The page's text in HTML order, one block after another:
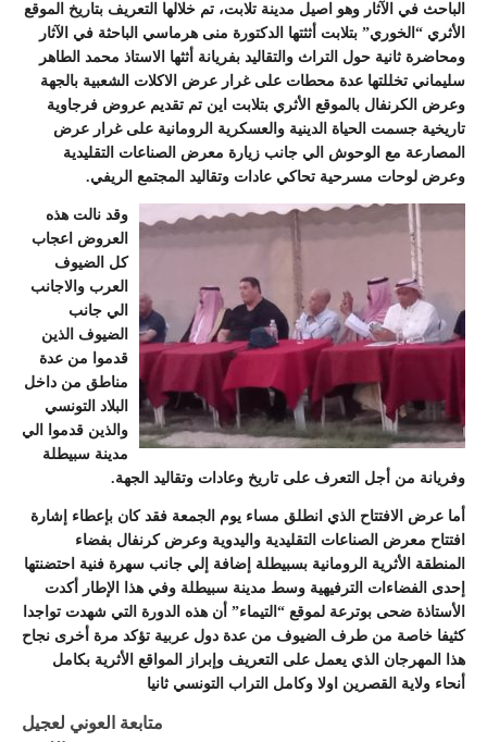
الباحث في الآثار وهو اصيل مدينة تلابت، تم خلالها التعريف بتاريخ الموقع
الأثري “الخوري” بتلابت أثثتها الدكتورة منى هرماسي الباحثة في الآثار
ومحاضرة ثانية حول التراث والتقاليد بفريانة أثثها الاستاذ محمد الطاهر
سليماني تخللتها عدة محطات على غرار عرض الاكلات الشعبية بالجهة
وعرض الكرنفال بالموقع الأثري بتلابت اين تم تقديم عروض فرجاوية
تاريخية جسمت الحياة الدينية والعسكرية الرومانية على غرار عرض
المصارعة مع الوحوش الي جانب زيارة معرض الصناعات التقليدية
وعرض لوحات مسرحية تحاكي عادات وتقاليد المجتمع الريفي.
وقد نالت هذه
العروض اعجاب
كل الضيوف
العرب والاجانب
الي جانب
الضيوف الذين
قدموا من عدة
مناطق من داخل
البلاد التونسي
والذين قدموا الي
مدينة سبيطلة
وفريانة من أجل التعرف على تاريخ وعادات وتقاليد الجهة.
أما عرض الافتتاح الذي انطلق مساء يوم الجمعة فقد كان بإعطاء إشارة
افتتاح معرض الصناعات التقليدية واليدوية وعرض كرنفال بفضاء
المنطقة الأثرية الرومانية بسبيطلة إضافة إلي جانب سهرة فنية احتضنتها
إحدى الفضاءات الترفيهية وسط مدينة سبيطلة وفي هذا الإطار أكدت
الأستاذة ضحى بوترعة لموقع “التيماء” أن هذه الدورة التي شهدت تواجدا
كثيفا خاصة من طرف الضيوف من عدة دول عربية تؤكد مرة أخرى نجاح
هذا المهرجان الذي يعمل على التعريف وإبراز المواقع الأثرية بكامل
أنحاء ولاية القصرين اولا وكامل التراب التونسي ثانيا
متابعة العوني لعجيل